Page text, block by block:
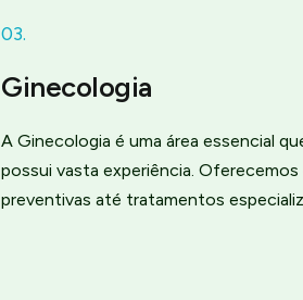
03.
Ginecologia
A Ginecologia é uma área essencial
possui vasta experiência.
preventivas até tratamentos